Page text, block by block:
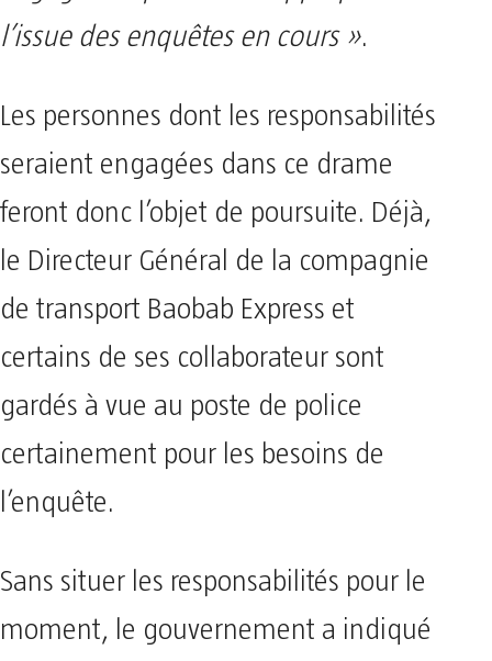
l’issue des enquêtes en cours ».
Les personnes dont les responsabilités
seraient engagées dans ce drame
feront donc l’objet de poursuite. Déjà,
le Directeur Général de la compagnie
de transport Baobab Express et
certains de ses collaborateur sont
gardés à vue au poste de police
certainement pour les besoins de
l’enquête.
Sans situer les responsabilités pour le
moment, le gouvernement a indiqué